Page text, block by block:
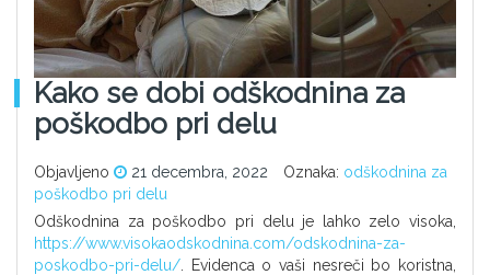
Kako se dobi odškodnina za
poškodbo pri delu
Objavljeno 21 decembra, 2022 Oznaka: odškodnina za
poškodbo pri delu
Odškodnina za poškodbo pri delu je lahko zelo visoka,
https://www.visokaodskodnina.com/odskodnina-za-
poskodbo-pri-delu/ . Evidenca o vaši nesreči bo koristna,